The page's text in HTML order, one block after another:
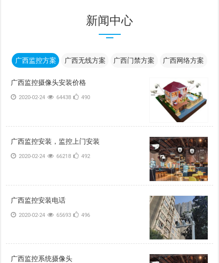
新闻中心
广西监控方案 广西无线方案 广西门禁方案 广西网络方案
广西监控摄像头安装价格
2020-02-24 64438 490
广西监控安装，监控上门安装
2020-02-24 66218 492
广西监控安装电话
2020-02-24 65693 496
广西监控系统摄像头